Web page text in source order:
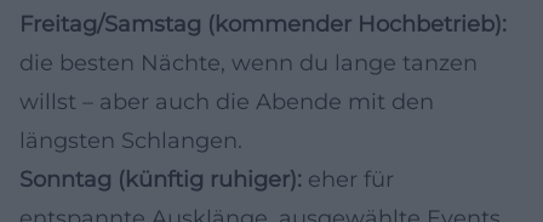
Freitag/Samstag (kommender Hochbetrieb):
die besten Nächte, wenn du lange tanzen
willst – aber auch die Abende mit den
längsten Schlangen.
Sonntag (künftig ruhiger): eher für